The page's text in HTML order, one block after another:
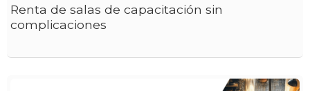
Renta de salas de capacitación sin
complicaciones